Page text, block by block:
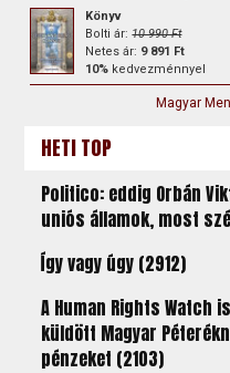
Könyv
Bolti ár:10 990 Ft
Netes ár: 9 891 Ft
10% kedvezménnyel
Magyar
HETI TOP
Politico: eddig Orbán
uniós államok, most
Így vagy úgy (2912)
A Human Rights Watch
küldött Magyar
pénzeket (2103)